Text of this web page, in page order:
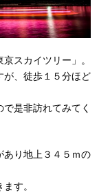
スカイツリー」。
が、徒歩１５分ほど
是非訪れてみてく
あり地上３４５ｍの
す。